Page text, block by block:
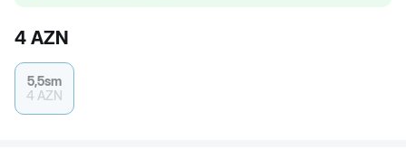
4 AZN
5,5sm
4 AZN